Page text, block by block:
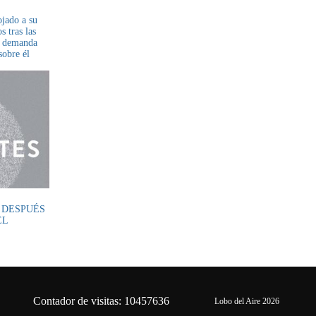
a su
tras las
él
Contador de visitas: 10457636 Lobo del Aire 2026